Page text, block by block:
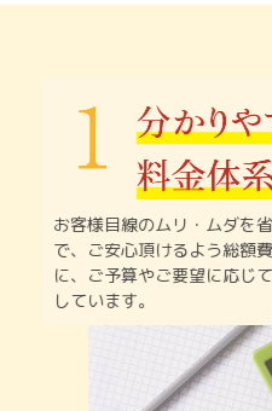
お客様目線のムリ・ムダを
で、 ご安心頂けるよう総額
に、 ご予算やご要望に応じ
しています。